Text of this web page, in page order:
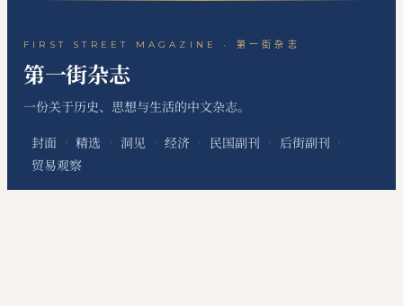
FIRST STREET MAGAZINE · 第一街杂志
第一街杂志
一份关于历史、思想与生活的中文杂志。
封面 · 精选 · 洞见 · 经济 · 民国副刊 · 后街副刊 ·
贸易观察